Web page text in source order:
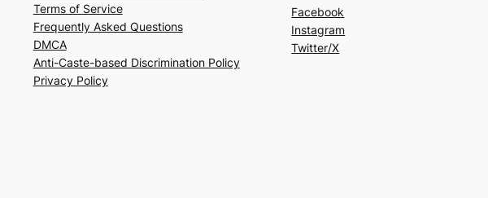
Terms of Service
Frequently Asked Questions
DMCA
Anti-Caste-based Discrimination Policy
Privacy Policy
Facebook
Instagram
Twitter/X